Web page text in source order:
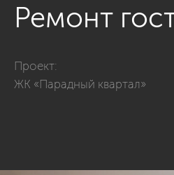
Ремонт
Проект:
ЖК «Парадный квартал»